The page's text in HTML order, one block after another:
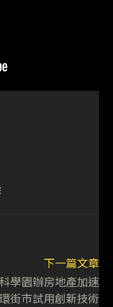
下一篇文章
學園辦房地產加速
街市試用創新技術